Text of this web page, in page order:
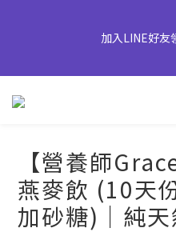
詢價或致電專人
加入LINE好友
👉風味堅果系列(鹹蛋肉鬆除外
【早鳥優惠倒數中】中秋禮盒
詢價或致電專人
【營養師
燕麥飲 (10天
加砂糖)｜純天